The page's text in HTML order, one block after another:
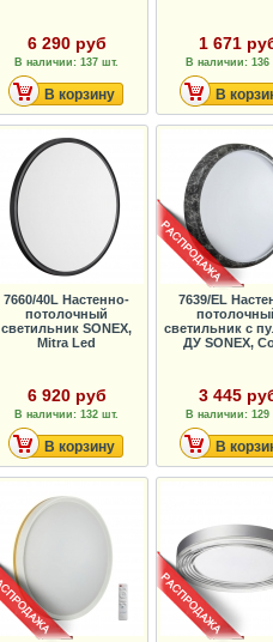
6 290 руб
В наличии: 137 шт.
В корзину
1 671
В наличии: 136
В
7660/40L Настенно-
потолочный
светильник SONEX,
Mitra Led
6 920 руб
В наличии: 132 шт.
В корзину
7639/EL
светильник с
ДУ SONEX,
3 445
В наличии: 129
В